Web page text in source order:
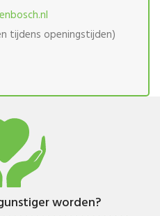
tijdens openingstijden)
worden?